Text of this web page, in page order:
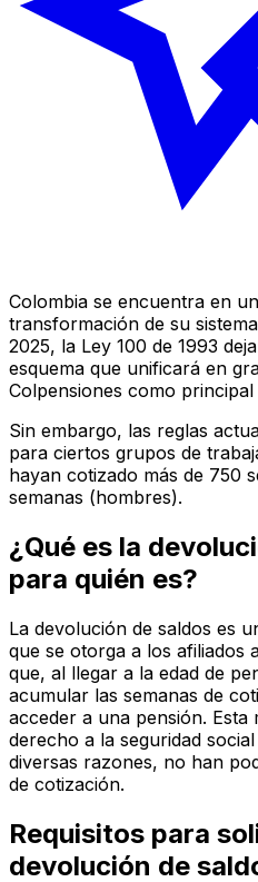
Colombia se encuentra en
transformación de su
2025, la Ley 100 de 1993
esquema que unificará en
Colpensiones como principal
Sin embargo, las reglas
para ciertos grupos de
hayan cotizado más de 750
semanas (hombres).
¿Qué es la
para quién es?
La devolución de saldos es
que se otorga a los afiliados
que, al llegar a la edad de
acumular las semanas de
acceder a una pensión. Esta
derecho a la seguridad
diversas razones, no han
de cotización.
Requisitos para
devolución de